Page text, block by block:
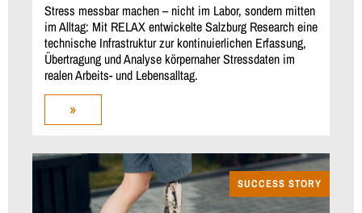
Stress messbar machen – nicht im Labor, sondern mitten
im Alltag: Mit RELAX entwickelte Salzburg Research eine
technische Infrastruktur zur kontinuierlichen Erfassung,
Übertragung und Analyse körpernaher Stressdaten im
realen Arbeits- und Lebensalltag.
»
SUCCESS STORY